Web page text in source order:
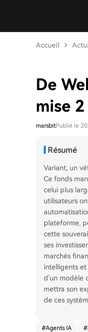
Accueil
De
mise
marsbitPublié le
Résumé
Variant, un
Ce fonds
celui plus
utilisateurs
plateforme,
cette
ses
marchés
intelligents
d'un modèle
mettra son
de ces
#Agents IA #